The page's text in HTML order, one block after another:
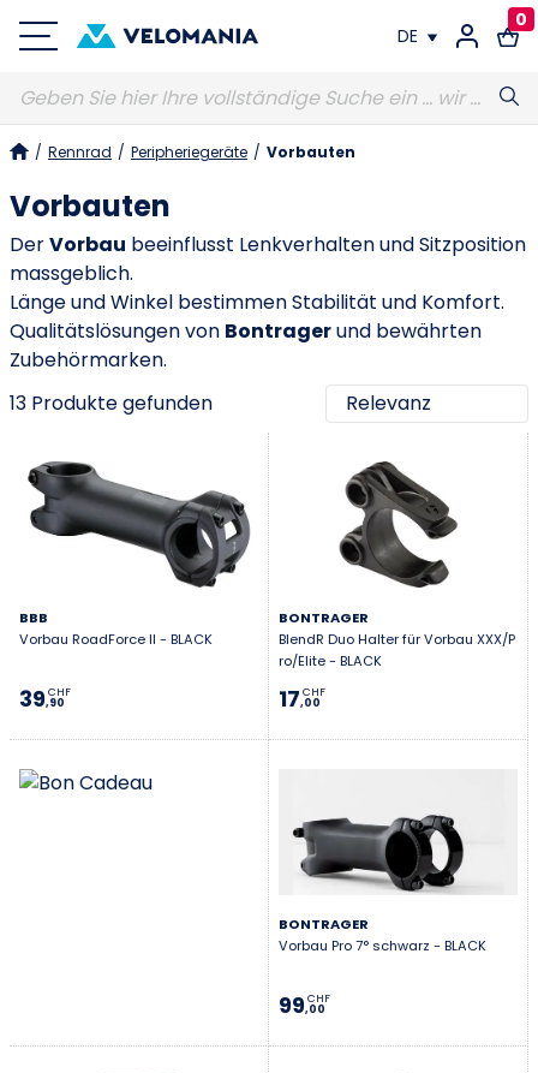
DE
FR
0
/ Rennrad / Peripheriegeräte / Vorbauten
Vorbauten
DerVorbau beeinflusst Lenkverhalten und Sitzposition
massgeblich.
Länge und Winkel bestimmen Stabilität und Komfort.
Qualitätslösungen von Bontragerund bewährten
Zubehörmarken.
13 Produkte gefunden
BBB
Vorbau RoadForce II - BLACK
39,90
CHF
BONTRAGER
BlendR Duo Halter für Vorbau XXX/P
ro/Elite - BLACK
17,00
CHF
BONTRAGER
Vorbau Pro 7° schwarz - BLACK
99,00
CHF